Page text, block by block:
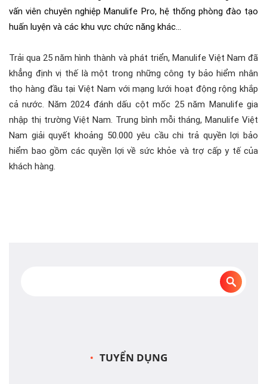
vấn viên chuyên nghiệp Manulife Pro, hệ thống phòng đào tạo
huấn luyện và các khu vực chức năng khác…
Trải qua 25 năm hình thành và phát triển, Manulife Việt Nam đã
khẳng định vị thế là một trong những công ty bảo hiểm nhân
thọ hàng đầu tại Việt Nam với mạng lưới hoạt động rộng khắp
cả nước. Năm 2024 đánh dấu cột mốc 25 năm Manulife gia
nhập thị trường Việt Nam. Trung bình mỗi tháng, Manulife Việt
Nam giải quyết khoảng 50.000 yêu cầu chi trả quyền lợi bảo
hiểm bao gồm các quyền lợi về sức khỏe và trợ cấp y tế của
khách hàng.
TUYỂN DỤNG